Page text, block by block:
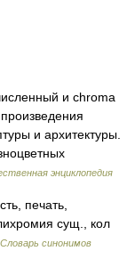
и chroma
и архитектуры.
энциклопедия
печать,
сущ., кол
Словарь синонимов